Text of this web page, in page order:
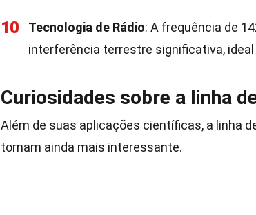
10 Tecnologia de Rádio: A frequência de
interferência terrestre significativa,
Curiosidades sobre a linha
Além de suas aplicações científicas, a linha
tornam ainda mais interessante.